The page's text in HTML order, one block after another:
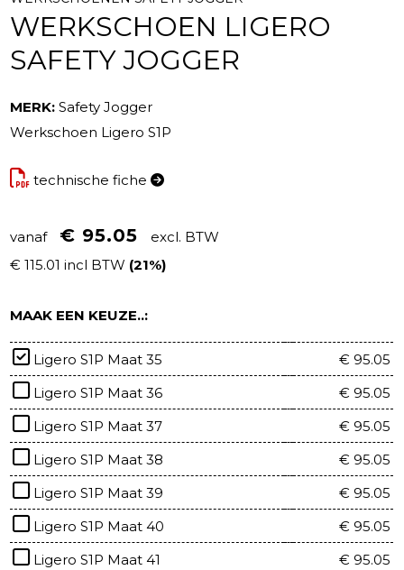
WERKSCHOEN LIGERO
SAFETY JOGGER
MERK: Safety Jogger
Werkschoen Ligero S1P
technische fiche
vanaf € 95.05
excl. BTW
€ 115.01 incl BTW (21%)
MAAK EEN KEUZE..:
Ligero S1P Maat 35
€ 95.05
Ligero S1P Maat 36
€ 95.05
Ligero S1P Maat 37
€ 95.05
Ligero S1P Maat 38
€ 95.05
Ligero S1P Maat 39
€ 95.05
Ligero S1P Maat 40
€ 95.05
Ligero S1P Maat 41
€ 95.05